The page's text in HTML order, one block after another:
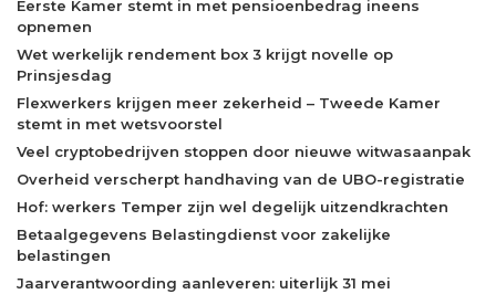
Eerste Kamer stemt in met pensioenbedrag ineens
opnemen
Wet werkelijk rendement box 3 krijgt novelle op
Prinsjesdag
Flexwerkers krijgen meer zekerheid – Tweede Kamer
stemt in met wetsvoorstel
Veel cryptobedrijven stoppen door nieuwe witwasaanpak
Overheid verscherpt handhaving van de UBO-registratie
Hof: werkers Temper zijn wel degelijk uitzendkrachten
Betaalgegevens Belastingdienst voor zakelijke
belastingen
Jaarverantwoording aanleveren: uiterlijk 31 mei